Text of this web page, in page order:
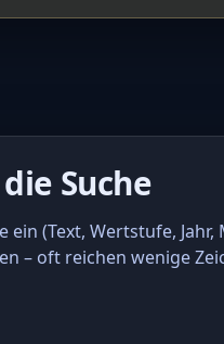
Suche
ein (Text, Wertstufe,
– oft reichen wenige